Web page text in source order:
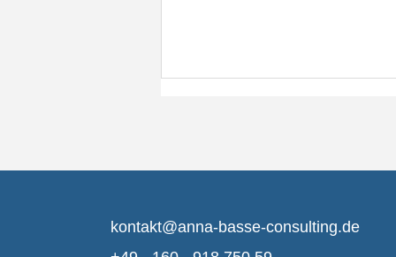
kontakt@anna-basse-consulting.de